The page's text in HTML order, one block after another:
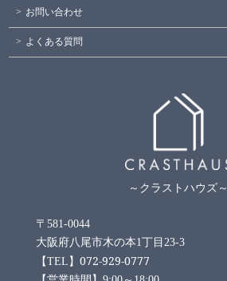
お問い合わせ
よくある質問
～クラストハウズ～
〒581-0044
大阪府八尾市木の本1丁目23-3
【TEL】072-929-0777